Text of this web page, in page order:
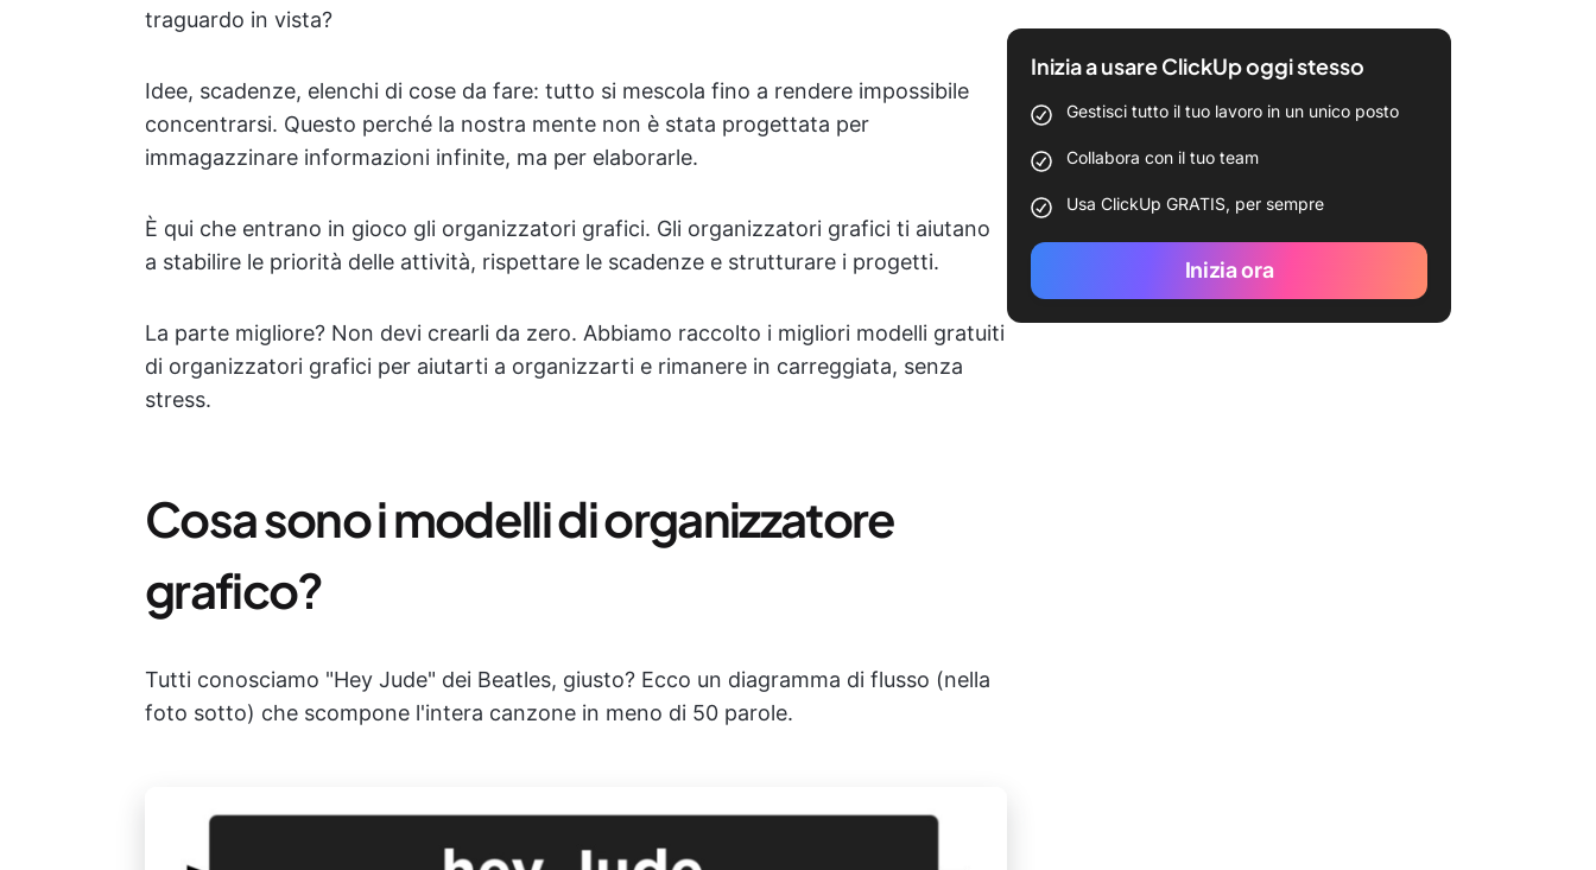
traguardo in vista?
Idee, scadenze, elenchi di cose da fare: tutto si mescola fino a rendere impossibile
concentrarsi. Questo perché la nostra mente non è stata progettata per
immagazzinare informazioni infinite, ma per elaborarle.
È qui che entrano in gioco gli organizzatori grafici. Gli organizzatori grafici ti aiutano
a stabilire le priorità delle attività, rispettare le scadenze e strutturare i progetti.
La parte migliore? Non devi crearli da zero. Abbiamo raccolto i migliori modelli gratuiti
di organizzatori grafici per aiutarti a organizzarti e rimanere in carreggiata, senza
stress.
Cosa sono i modelli di organizzatore
grafico?
Tutti conosciamo "Hey Jude" dei Beatles, giusto? Ecco un diagramma di flusso (nella
foto sotto) che scompone l'intera canzone in meno di 50 parole.
Inizia a usare ClickUp oggi stesso
Gestisci tutto il tuo lavoro in un unico posto
Collabora con il tuo team
Usa ClickUp GRATIS, per sempre
Inizia ora